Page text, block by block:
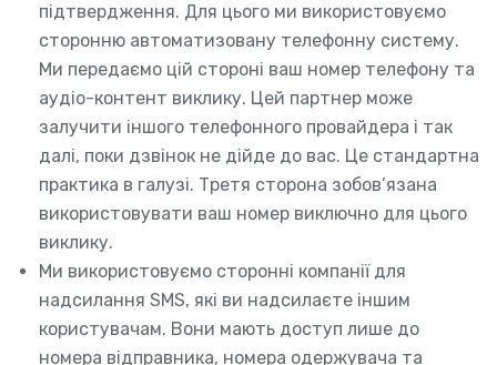
підтвердження. Для цього ми використовуємо
сторонню автоматизовану телефонну систему.
Ми передаємо цій стороні ваш номер телефону та
аудіо-контент виклику. Цей партнер може
залучити іншого телефонного провайдера і так
далі, поки дзвінок не дійде до вас. Це стандартна
практика в галузі. Третя сторона зобов’язана
використовувати ваш номер виключно для цього
виклику.
Ми використовуємо сторонні компанії для
надсилання SMS, які ви надсилаєте іншим
користувачам. Вони мають доступ лише до
номера відправника, номера одержувача та